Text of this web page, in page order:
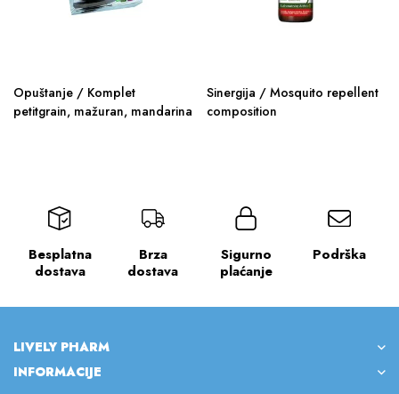
Opuštanje / Komplet
petitgrain, mažuran, mandarina
Sinergija / Mosquito repellent
composition
Besplatna
dostava
Brza
dostava
Sigurno
plaćanje
Podrška
LIVELY PHARM
INFORMACIJE